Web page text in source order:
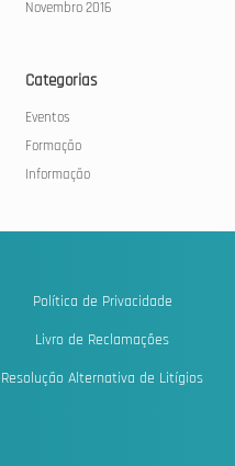
Novembro 2016
Categorias
Eventos
Formação
Informação
Política de Privacidade
Livro de Reclamações
Resolução Alternativa de Litígios